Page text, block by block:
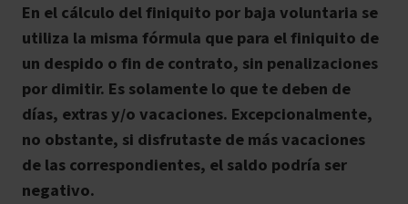
En el cálculo del finiquito por baja voluntaria se
utiliza la misma fórmula que para el finiquito de
un despido o fin de contrato, sin penalizaciones
por dimitir. Es solamente lo que te deben de
días, extras y/o vacaciones. Excepcionalmente,
no obstante, si disfrutaste de más vacaciones
de las correspondientes, el saldo podría ser
negativo.